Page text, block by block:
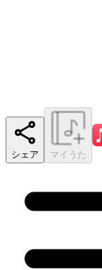
シェア マイうた